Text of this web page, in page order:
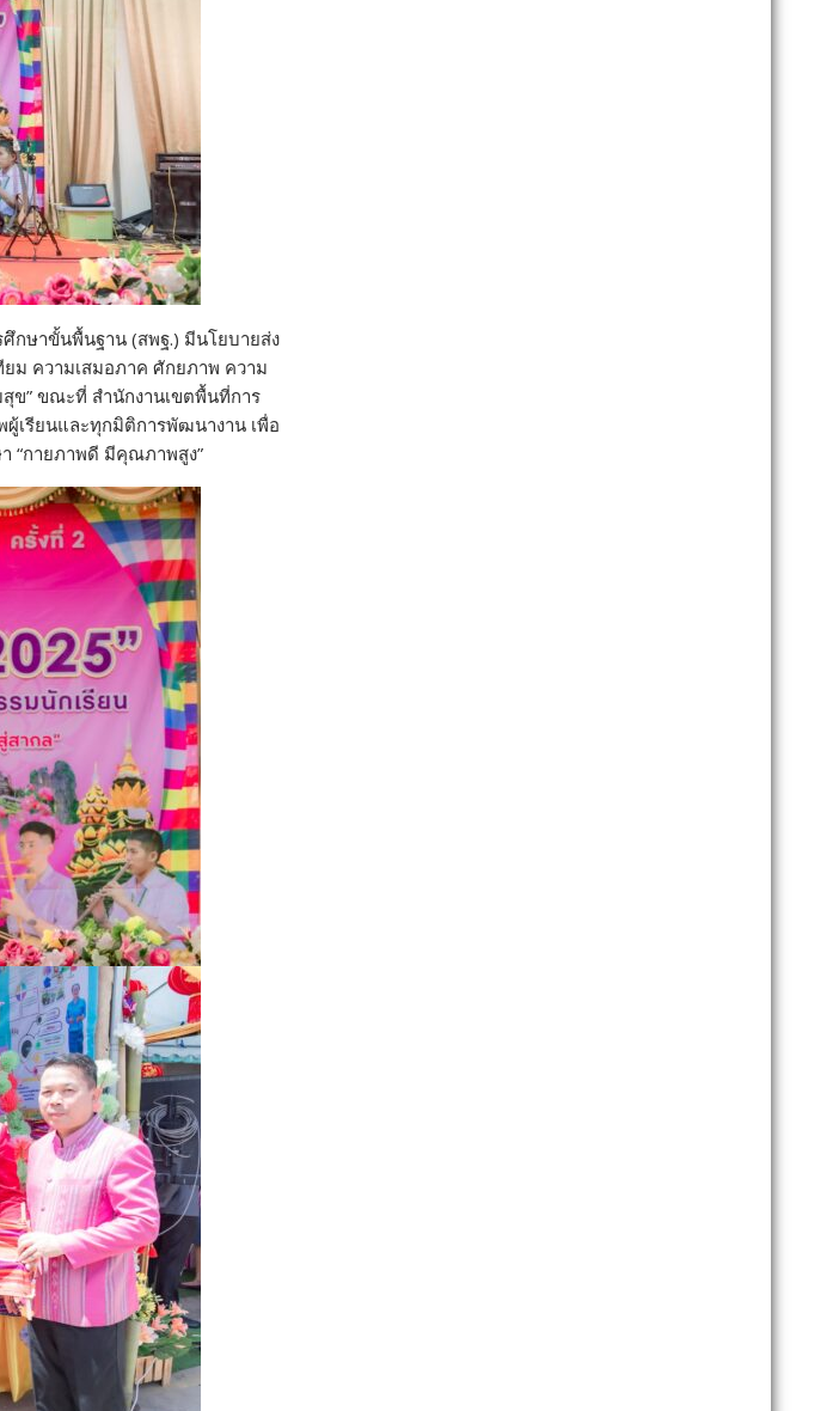
กษาขั้นพื้นฐาน (สพฐ.) มีนโยบายส่ง
ม ความเสมอภาค ศักยภาพ ความ
ข” ขณะที่ สำนักงานเขตพื้นที่การ
เรียนและทุกมิติการพัฒนางาน เพื่อ
“กายภาพดี มีคุณภาพสูง”